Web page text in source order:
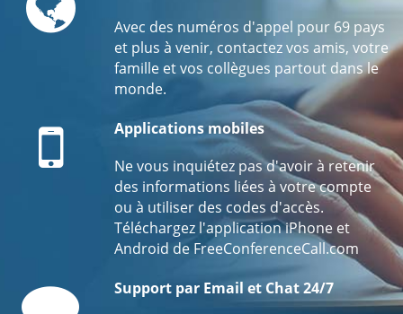
Avec des numéros d'appel pour 69 pays
et plus à venir, contactez vos amis, votre
famille et vos collègues partout dans le
monde.
Mobile
Applications mobiles
Ne vous inquiétez pas d'avoir à retenir
des informations liées à votre compte
ou à utiliser des codes d'accès.
Téléchargez l'application iPhone et
Android de FreeConferenceCall.com
Comment
Support par Email et Chat 24/7